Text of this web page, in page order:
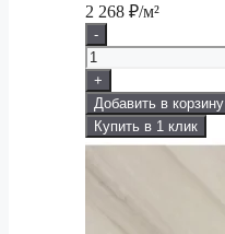
2 268 ₽/м²
-
+
Добавить в корзину
Купить в 1 клик